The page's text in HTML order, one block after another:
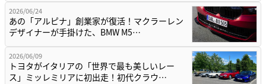
2026/06/24
あの「アルピナ」創業家が復活！マクラーレン
デザイナーが手掛けた、BMW M5…
2026/06/09
トヨタがイタリアの「世界で最も美しいレー
ス」ミッレミリアに初出走！初代クラウ…